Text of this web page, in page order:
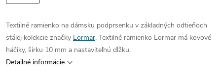
Textilné ramienko na dámsku podprsenku v základných odtieňoch
stálej kolekcie značky Lormar. Textilné ramienko Lormar má kovové
háčiky, šírku 10 mm a nastaviteľnú dĺžku.
Detailné informácie